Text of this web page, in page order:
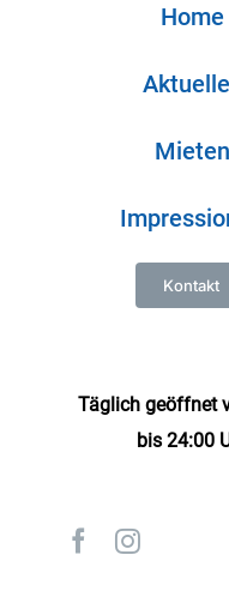
Home
Mieten
Kontakt
Täglich geöffnet
bis 24:00
FacebookInstagram